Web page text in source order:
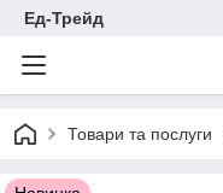
Ед-Трейд
Товари та послуги